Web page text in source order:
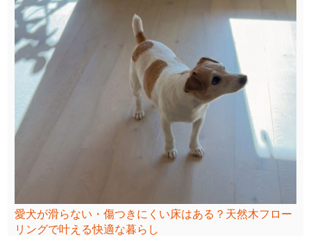
愛犬が滑らない・傷つきにくい床はある？天然木フロー
リングで叶える快適な暮らし